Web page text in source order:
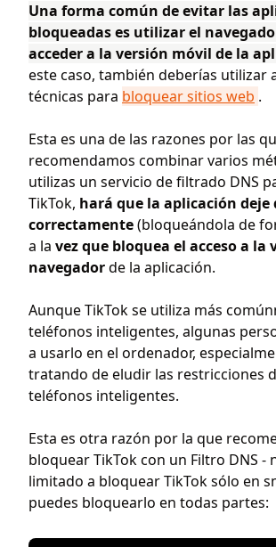
Una forma común de evitar las
bloqueadas es utilizar el
acceder a la versión móvil de la
este caso, también deberías utilizar
técnicas para bloquear sitios web .
Esta es una de las razones por las
recomendamos combinar varios
utilizas un servicio de filtrado DNS
TikTok, hará que la aplicación
correctamente(bloqueándola de
a la vez que bloquea el acceso a la
navegadorde la aplicación.
Aunque TikTok se utiliza más
teléfonos inteligentes, algunas
a usarlo en el ordenador,
tratando de eludir las restricciones
teléfonos inteligentes.
Esta es otra razón por la que
bloquear TikTok con un Filtro DNS -
limitado a bloquear TikTok sólo en
puedes bloquearlo en todas partes: